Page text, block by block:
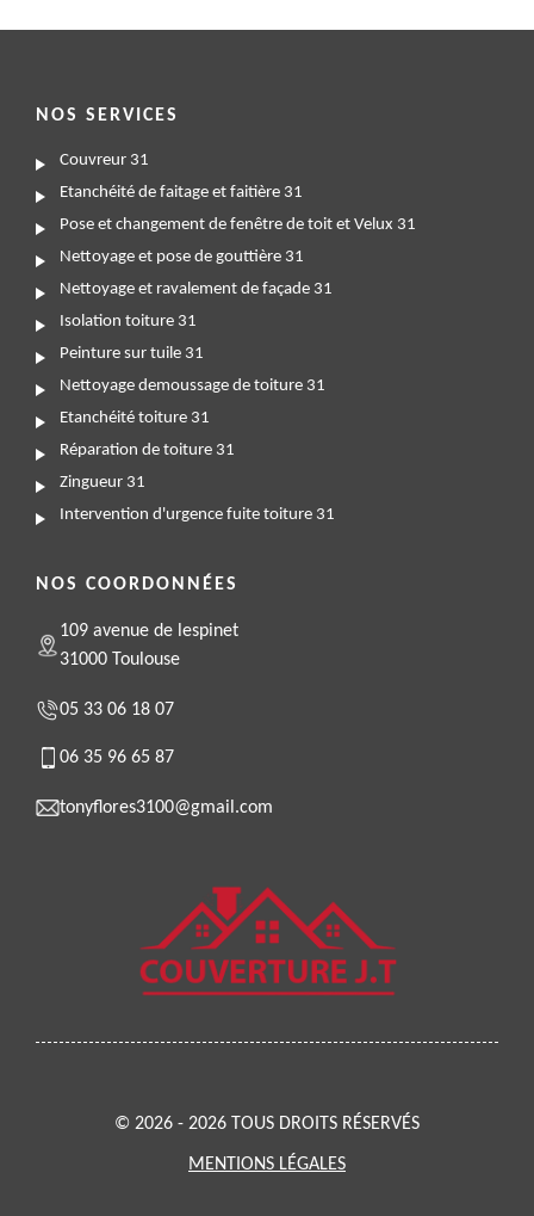
NOS SERVICES
Couvreur 31
Etanchéité de faitage et faitière 31
Pose et changement de fenêtre de toit et Velux 31
Nettoyage et pose de gouttière 31
Nettoyage et ravalement de façade 31
Isolation toiture 31
Peinture sur tuile 31
Nettoyage demoussage de toiture 31
Etanchéité toiture 31
Réparation de toiture 31
Zingueur 31
Intervention d'urgence fuite toiture 31
NOS COORDONNÉES
109 avenue de lespinet
31000 Toulouse
05 33 06 18 07
06 35 96 65 87
tonyflores3100@gmail.com
© 2026 - 2026 TOUS DROITS RÉSERVÉS
MENTIONS LÉGALES